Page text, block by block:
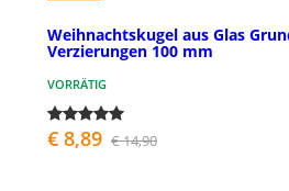
Weihnachtskugel aus Glas
Verzierungen 100 mm
VORRÄTIG
€ 8,89 € 14,90